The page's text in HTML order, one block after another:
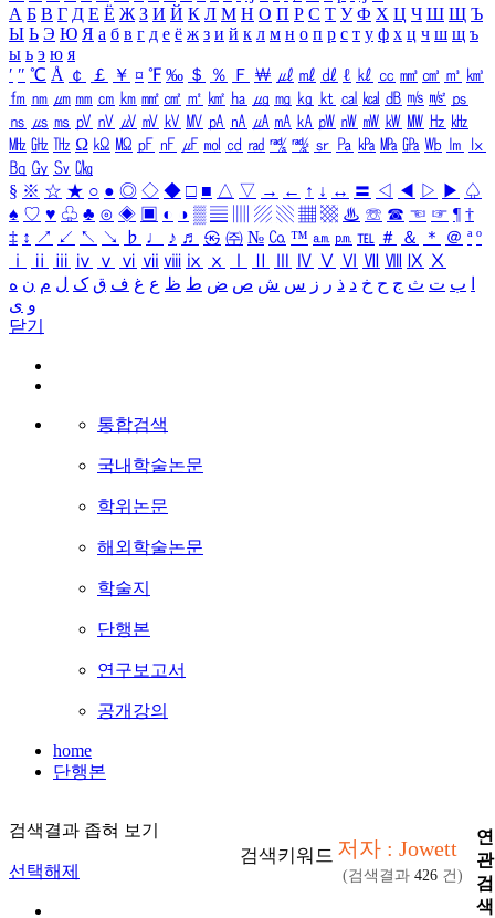
А Б В Г Д Е Ё Ж З И Й К Л М Н О П Р С Т У Ф Х Ц Ч Ш Щ Ъ
Ы Ь Э Ю Я а б в г д е ё ж з и й к л м н о п р с т у ф х ц ч ш щ ъ
ы ь э ю я
′ ″ ℃ Å ￠ ￡ ￥ ¤ ℉ ‰ ＄ ％ Ｆ ￦ ㎕ ㎖ ㎗ ℓ ㎘ ㏄ ㎣ ㎤ ㎥ ㎦
㎙ ㎚ ㎛ ㎜ ㎝ ㎞ ㎟ ㎠ ㎡ ㎢ ㏊ ㎍ ㎎ ㎏ ㏏ ㎈ ㎉ ㏈ ㎧ ㎨ ㎰
㎱ ㎲ ㎳ ㎴ ㎵ ㎶ ㎷ ㎸ ㎹ ㎀ ㎁ ㎂ ㎃ ㎄ ㎺ ㎻ ㎽ ㎾ ㎿ ㎐ ㎑
㎒ ㎓ ㎔ Ω ㏀ ㏁ ㎊ ㎋ ㎌ ㏖ ㏅ ㎭ ㎮ ㎯ ㏛ ㎩ ㎪ ㎫ ㎬ ㏝ ㏐
㏓
㏃ ㏉ ㏜ ㏆
§ ※ ☆ ★ ○ ● ◎ ◇ ◆ □ ■ △ ▽ → ← ↑ ↓ ↔ 〓 ◁ ◀ ▷ ▶ ♤
♠ ♡ ♥ ♧ ♣ ⊙ ◈ ▣ ◐ ◑ ▒ ▤ ▨ ▧ ▦ ▩ ♨ ☏ ☎ ☜ ☞ ¶ †
‡ ↕ ↗ ↙ ↖ ↘ ♭ ♩ ♪ ♬ ㉿ ㈜ № ㏇ ™ ㏂ ㏘ ℡ ＃ ＆ ＊ ＠ ª º
ⅰ
ⅱ ⅲ ⅳ ⅴ ⅵ ⅶ ⅷ ⅸ ⅹ Ⅳ Ⅴ Ⅵ Ⅶ Ⅷ Ⅸ Ⅹ
ب ت ث ج ح خ د ذ ر ز س ش ص ض ط ظ ع غ ف ق ک ل م ن ه
و ی
닫기
통합검색
국내학술논문
학위논문
해외학술논문
학술지
단행본
연구보고서
공개강의
home
단행본
검색결과 좁혀 보기
선택해제
검색키워드 저자 : Jowett
(검색결과 426 건)
연
관
검
색